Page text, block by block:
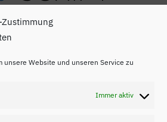
Zustimmung
unsere Website und unseren Service zu
Immer aktiv